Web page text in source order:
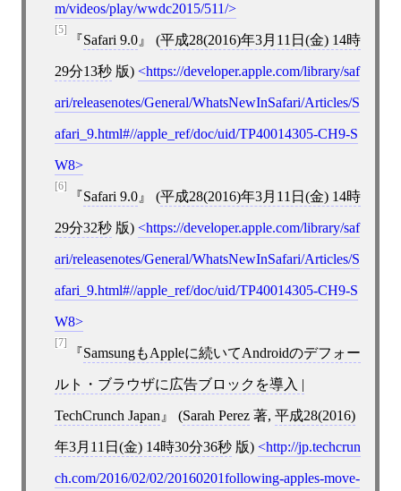
m/videos/play/wwdc2015/511/
[5]
Safari 9.0 (平成28(2016)年3月11日(金) 14時
29分13秒版) https://developer.apple.com/library/saf
ari/releasenotes/General/WhatsNewInSafari/Articles/S
afari_9.html#//apple_ref/doc/uid/TP40014305-CH9-S
W8
[6]
Safari 9.0 (平成28(2016)年3月11日(金) 14時
29分32秒版) https://developer.apple.com/library/saf
ari/releasenotes/General/WhatsNewInSafari/Articles/S
afari_9.html#//apple_ref/doc/uid/TP40014305-CH9-S
W8
[7]
SamsungもAppleに続いてAndroidのデフォー
ルト・ブラウザに広告ブロックを導入 |
TechCrunch Japan (Sarah Perez著, 平成28(2016)
年3月11日(金) 14時30分36秒版) http://jp.techcrun
ch.com/2016/02/02/20160201following-apples-move-